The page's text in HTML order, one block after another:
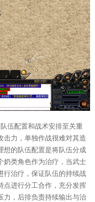
伍配置和战术安排至关重
击力，单独作战很难对其造
想的队伍配置是将队伍分成
奶类角色作为治疗，当武士
行治疗，保证队伍的持续战
点进行分工合作，充分发挥
力，后排负责持续输出与治